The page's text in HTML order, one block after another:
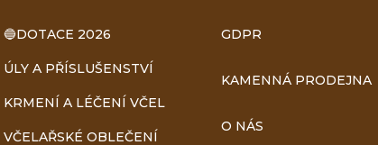
🔵DOTACE 2026
ÚLY A PŘÍSLUŠENSTVÍ
KRMENÍ A LÉČENÍ VČEL
VČELAŘSKÉ OBLEČENÍ
GDPR
KAMENNÁ PRODEJNA
O NÁS